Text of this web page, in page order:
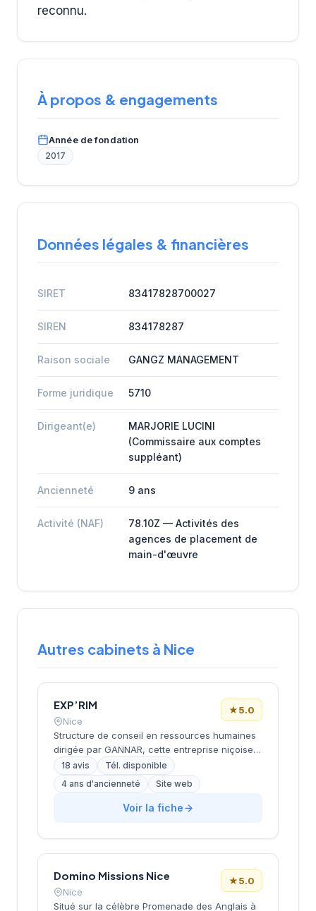
reconnu.
À propos & engagements
Année de fondation
2017
Données légales & financières
SIRET 83417828700027
SIREN 834178287
Raison sociale GANGZ MANAGEMENT
Forme juridique 5710
Dirigeant(e)
MARJORIE LUCINI
(Commissaire aux comptes
suppléant)
Ancienneté 9 ans
Activité (NAF)
78.10Z — Activités des
agences de placement de
main-d'œuvre
Autres cabinets à Nice
EXP’RIM
Nice
★5.0
Structure de conseil en ressources humaines
dirigée par GANNAR, cette entreprise niçoise
intervient dans le recrutement et
l'accompagnement des entreprises. Basée
avenue de Saint-Sylvestre dans le 6e
arrondissement de Nice, elle développe une
locale.
18 avis
Tél. disponible
4 ans d'ancienneté
Site web
Voir la fiche
Domino Missions Nice
Nice
★5.0
Situé sur la célèbre Promenade des Anglais à